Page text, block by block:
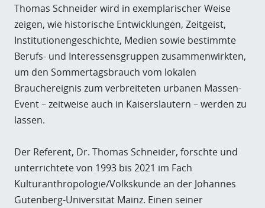
Thomas Schneider wird in exemplarischer Weise
zeigen, wie historische Entwicklungen, Zeitgeist,
Institutionengeschichte, Medien sowie bestimmte
Berufs- und Interessensgruppen zusammenwirkten,
um den Sommertagsbrauch vom lokalen
Brauchereignis zum verbreiteten urbanen Massen-
Event – zeitweise auch in Kaiserslautern – werden zu
lassen.
Der Referent, Dr. Thomas Schneider, forschte und
unterrichtete von 1993 bis 2021 im Fach
Kulturanthropologie/Volkskunde an der Johannes
Gutenberg-Universität Mainz. Einen seiner